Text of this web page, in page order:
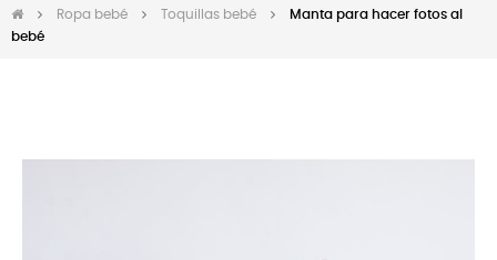
Ropa bebé Toquillas bebé
Manta para hacer fotos al
bebé